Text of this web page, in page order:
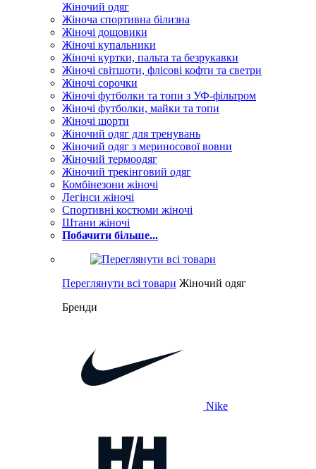
Жіночий одяг
Жіноча спортивна білизна
Жіночі дощовики
Жіночі купальники
Жіночі куртки, пальта та безрукавки
Жіночі світшоти, флісові кофти та светри
Жіночі сорочки
Жіночі футболки та топи з УФ-фільтром
Жіночі футболки, майки та топи
Жіночі шорти
Жіночий одяг для тренувань
Жіночий одяг з мериносової вовни
Жіночий термоодяг
Жіночий трекінговий одяг
Комбінезони жіночі
Легінси жіночі
Спортивні костюми жіночі
Штани жіночі
Побачити більше...
Переглянути всі товари Жіночий одяг
Бренди
Nike